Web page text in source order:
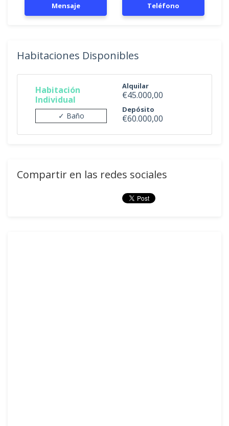
Mensaje Teléfono
Habitaciones Disponibles
Habitación
Individual
✓ Baño
Alquilar
€45.000,00
Depósito
€60.000,00
Compartir en las redes sociales